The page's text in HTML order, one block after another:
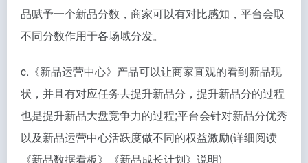
品赋予一个新品分数，商家可以有对比感知，平台会取
不同分数作用于各场域分发。
c.《新品运营中心》产品可以让商家直观的看到新品现
状，并且有对应任务去提升新品分，提升新品分的过程
也是提升新品大盘竞争力的过程;平台会针对新品分优秀
以及新品运营中心活跃度做不同的权益激励(详细阅读
《新品数据看板》《新品成长计划》说明)